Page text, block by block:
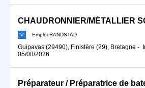
Emploi RANDSTAD
Guipavas (29490), Finistère (29), Bretagne -
05/08/2026
Préparateur / Préparatrice de